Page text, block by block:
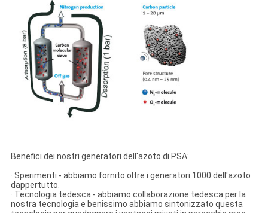
Benefici dei nostri generatori dell'azoto di PSA:
· Sperimenti - abbiamo fornito oltre i generatori 1000 dell'azoto
dappertutto.
· Tecnologia tedesca - abbiamo collaborazione tedesca per la
nostra tecnologia e benissimo abbiamo sintonizzato questa